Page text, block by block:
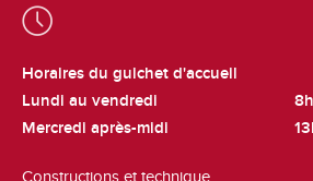
Horaires du guichet d'accueil
Lundi au vendredi
Mercredi après-midi
Constructions et technique